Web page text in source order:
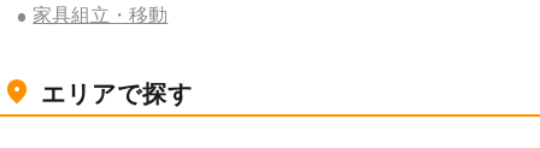
家具組立・移動
エリアで探す